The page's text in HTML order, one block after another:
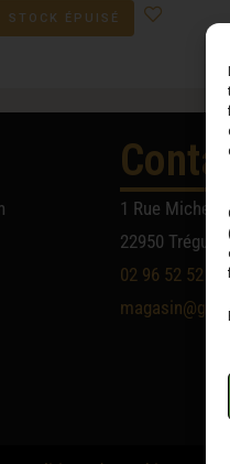
STOCK ÉPUISÉ
1 Rue Michel
22950
02 96 52 52 52